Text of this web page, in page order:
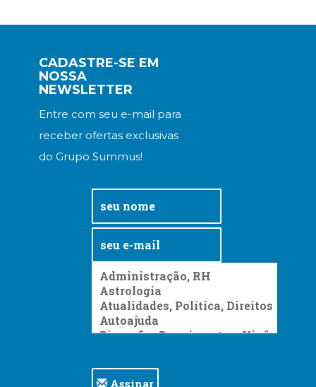
CADASTRE-SE EM
NOSSA
NEWSLETTER
Entre com seu e-mail para
receber ofertas exclusivas
do Grupo Summus!
Assinar